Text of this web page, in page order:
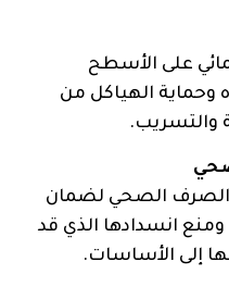
على الأسطح
وحماية الهياكل من
والتسريب.
الصحي لضمان
انسدادها الذي قد
إلى الأساسات.